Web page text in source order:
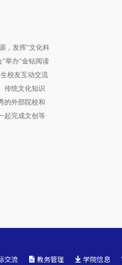
，发挥“文化科
举办“金钻阅读
校友互动交流
传统文化知识
的外部院校和
起完成文创等
交流 教务管理 学院信息